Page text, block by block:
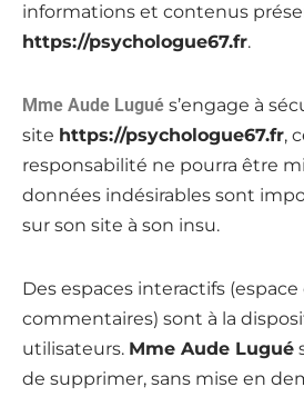
informations et contenus
https://psychologue67.fr.
Mme Aude Lugué s’engage à
site https://psychologue67.fr,
responsabilité ne pourra être
données indésirables sont
sur son site à son insu.
Des espaces interactifs
commentaires) sont à la
utilisateurs. Mme Aude Lugué
de supprimer, sans mise en